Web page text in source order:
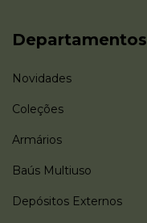
Departamentos
Novidades
Coleções
Armários
Baús Multiuso
Depósitos Externos